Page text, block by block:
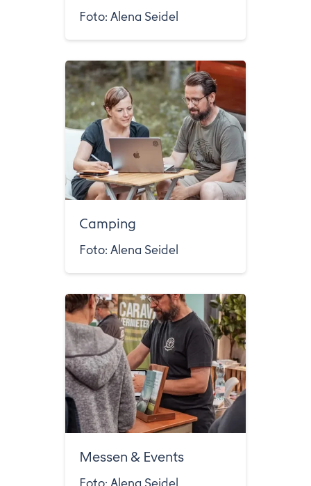
Foto: Alena Seidel
Camping
Foto: Alena Seidel
Messen & Events